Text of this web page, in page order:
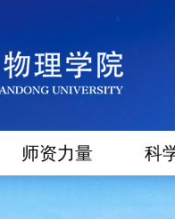
师资力量 科